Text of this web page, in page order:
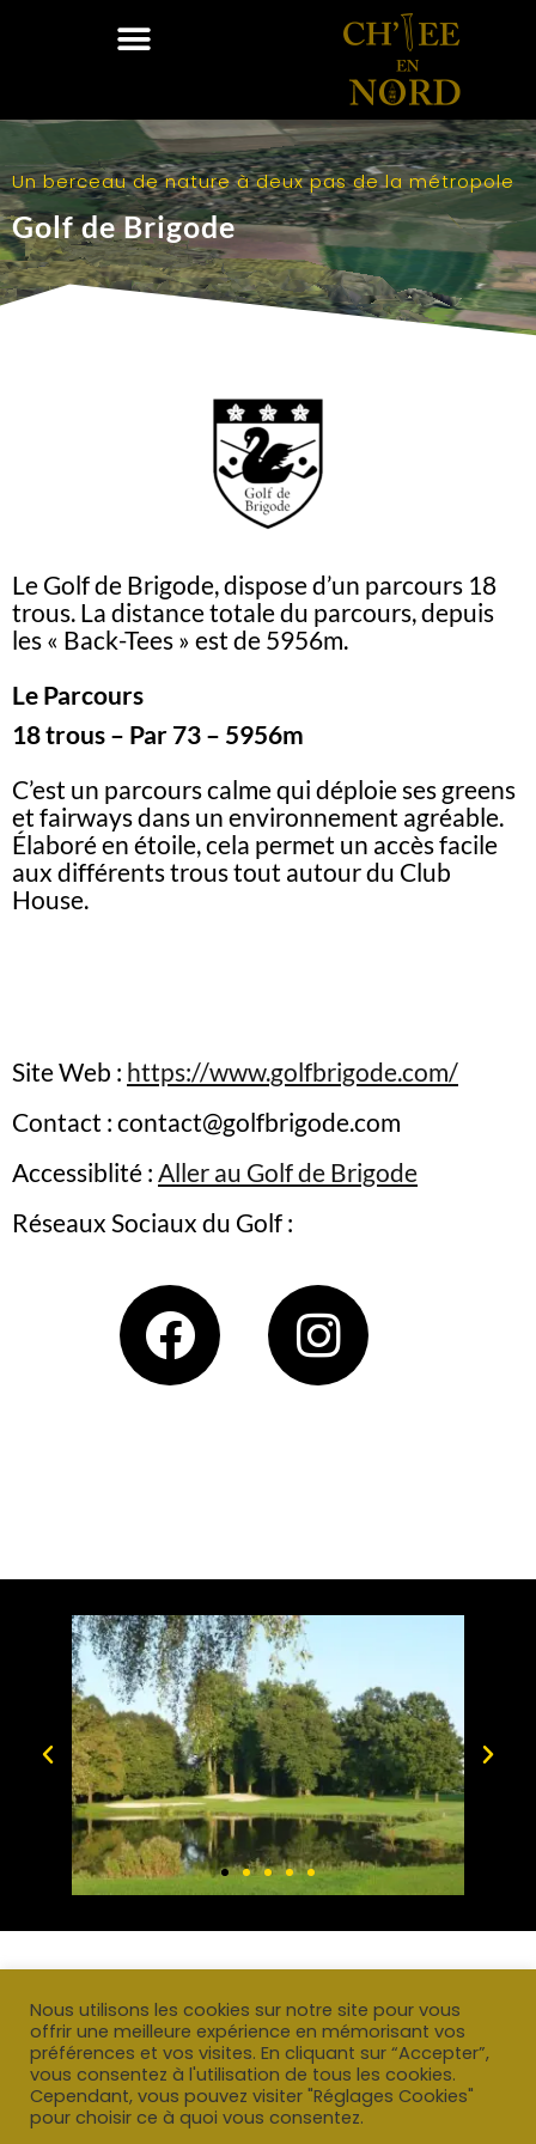
Un berceau de nature à deux pas de la métropole
Golf de Brigode
Le Golf de Brigode, dispose d’un parcours 18
trous. La distance totale du parcours, depuis
les « Back-Tees » est de 5956m.
Le Parcours
18 trous – Par 73 – 5956m
C’est un parcours calme qui déploie ses greens
et fairways dans un environnement agréable.
Élaboré en étoile, cela permet un accès facile
aux différents trous tout autour du Club
House.
Site Web : https://www.golfbrigode.com/
Contact : contact@golfbrigode.com
Accessiblité : Aller au Golf de Brigode
Réseaux Sociaux du Golf :
Nous utilisons les cookies sur notre site pour vous
offrir une meilleure expérience en mémorisant vos
préférences et vos visites. En cliquant sur “Accepter”,
vous consentez à l'utilisation de tous les cookies.
Cependant, vous pouvez visiter "Réglages Cookies"
pour choisir ce à quoi vous consentez.